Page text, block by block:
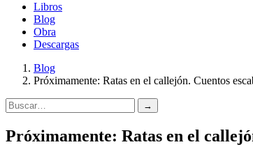
Libros
Blog
Obra
Descargas
Blog
Próximamente: Ratas en el callejón. Cuentos
→
Próximamente: Ratas en el